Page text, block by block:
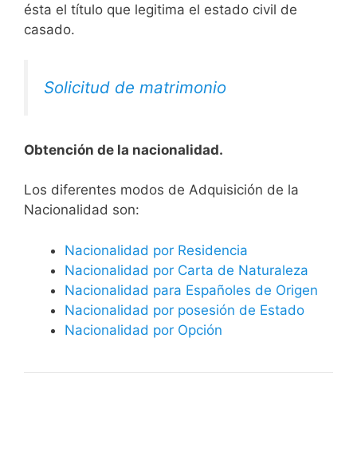
ésta el título que legitima el estado civil de
casado.
Solicitud de matrimonio
Obtención de la nacionalidad.
​​​Los diferentes modos de Adquisición de la
Nacionalidad son:
Nacionalidad por Residencia
Nacionalidad por Carta de Naturaleza
Nacionalidad para Españoles de Origen
Nacionalidad por posesión de Estado
Nacionalidad por Opción